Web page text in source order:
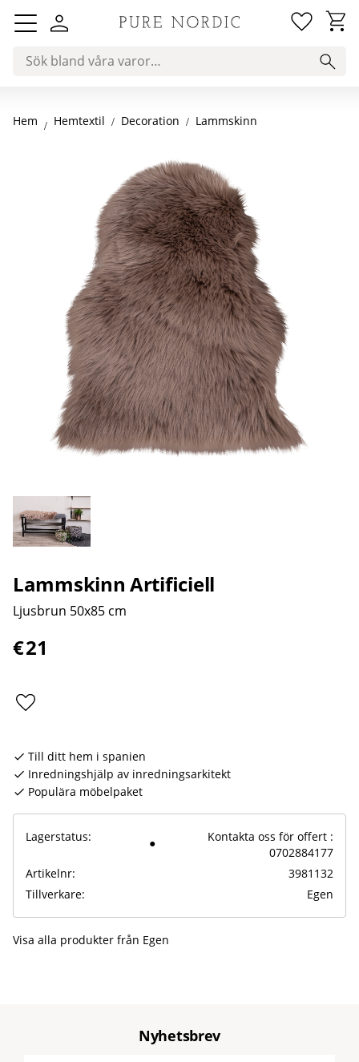
Meny
Hem Hemtextil Decoration Lammskinn
Lammskinn Artificiell
Ljusbrun 50x85 cm
€21
Lägg till i favoriter
Till ditt hem i spanien
Inredningshjälp av inredningsarkitekt
Populära möbelpaket
Lagerstatus
Kontakta oss för offert :
0702884177
Artikelnr
3981132
Tillverkare
Egen
Visa alla produkter från Egen
Nyhetsbrev